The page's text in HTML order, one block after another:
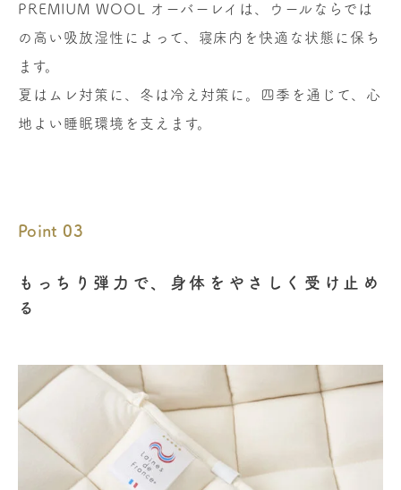
PREMIUM WOOL オーバーレイは、ウールならでは
の高い吸放湿性によって、寝床内を快適な状態に保ち
ます。
夏はムレ対策に、冬は冷え対策に。四季を通じて、心
地よい睡眠環境を支えます。
Point 03
もっちり弾力で、身体をやさしく受け止め
る